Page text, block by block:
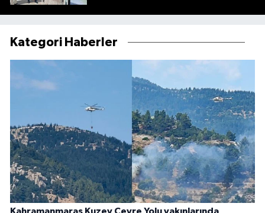
Kategori Haberler
Kahramanmaraş Kuzey Çevre Yolu yakınlarında